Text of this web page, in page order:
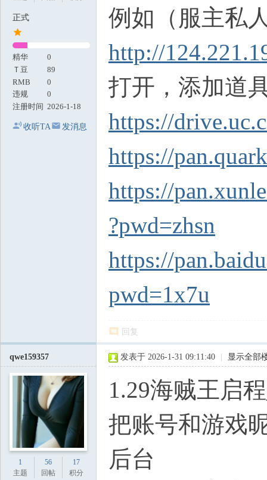
正式
精华
0
Ｔ豆
89
RMB
0
违规
0
注册时间 2026-1-18
收听TA 发消息
例如（服主私
http://
打开，添加道
https://
https://
https://
?pwd=zhsn
https://
pwd=1x7u
回复
qwe159357
1
主题
56
回帖
17
积分
发表于 2026-1-31 09:11:40 显示全部
1.29海贼王启
把账号和游戏
后台